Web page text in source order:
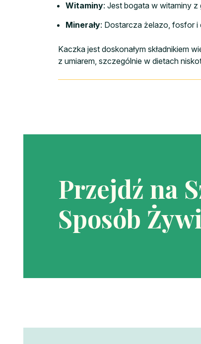
Witaminy: Jest bogata w witaminy z
Minerały: Dostarcza żelazo, fosfor i
Kaczka jest doskonałym składnikiem
z umiarem, szczególnie w dietach
Przejdź na
Sposób